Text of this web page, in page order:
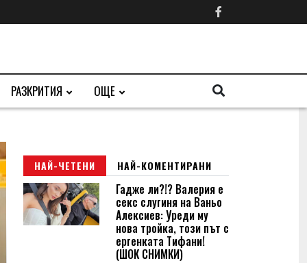
РАЗКРИТИЯ ОЩЕ
НАЙ-ЧЕТЕНИ НАЙ-КОМЕНТИРАНИ
Гадже ли?!? Валерия е
секс слугиня на Ваньо
Алексиев: Уреди му
нова тройка, този път с
ергенката Тифани!
(ШОК СНИМКИ)